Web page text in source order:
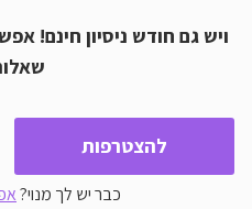
ויש גם חודש ניסיון חינם!
להצטרפות
כבר יש לך מנוי?